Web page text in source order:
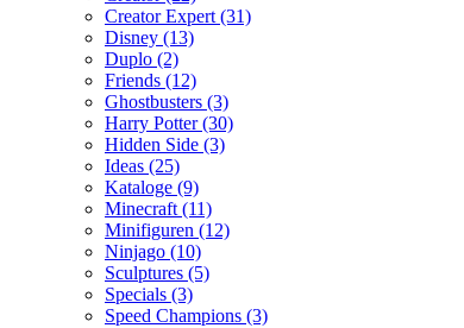
Creator Expert (31)
Disney (13)
Duplo (2)
Friends (12)
Ghostbusters (3)
Harry Potter (30)
Hidden Side (3)
Ideas (25)
Kataloge (9)
Minecraft (11)
Minifiguren (12)
Ninjago (10)
Sculptures (5)
Specials (3)
Speed Champions (3)